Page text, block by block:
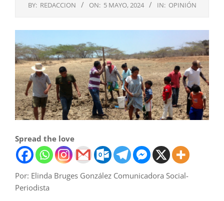
BY: REDACCION ON: 5 MAYO, 2024 IN: OPINIÓN
Spread the love
Por: Elinda Bruges González Comunicadora Social-
Periodista